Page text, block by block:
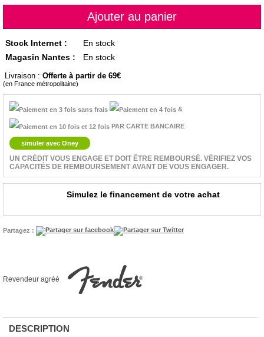
Stock Internet :
En stock
Magasin Nantes :
En stock
Livraison : Offerte à partir de 69
(en France métropolitaine)
&
PAR CARTE BANCAIRE
simuler avec Oney
UN CRÉDIT VOUS ENGAGE ET DOIT ÊTRE REMBOURSÉ. VÉRIFIEZ VOS
CAPACITÉS DE REMBOURSEMENT AVANT DE VOUS ENGAGER.
Simulez le financement de votre achat
Partagez :
Revendeur agréé
DESCRIPTION